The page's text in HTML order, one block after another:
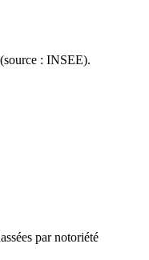
: INSEE).
par notoriété